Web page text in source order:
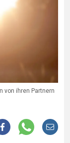
von ihren Partnern